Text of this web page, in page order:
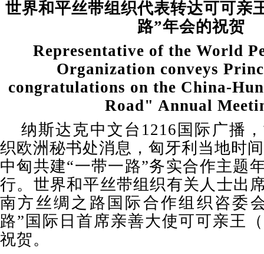
世界和平丝带组织代表转达可可亲
路”年会的祝贺
Representative of the World
Organization conveys
congratulations on the China-
Road" Annual
纳斯达克中文台1216国际广播
织欧洲秘书处消息，匈牙利当地时
中匈共建“一带一路”务实合作主题
行。世界和平丝带组织有关人士出
南方丝绸之路国际合作组织咨委
路”国际日首席亲善大使可可亲王
祝贺。